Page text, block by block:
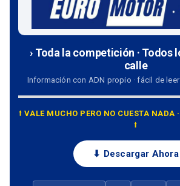
› Toda la competición · Todos
calle
Información con ADN propio · fácil de
⭡ VALE MUCHO PERO NO CUESTA NADA
⭡
⬇ Descargar Ahora